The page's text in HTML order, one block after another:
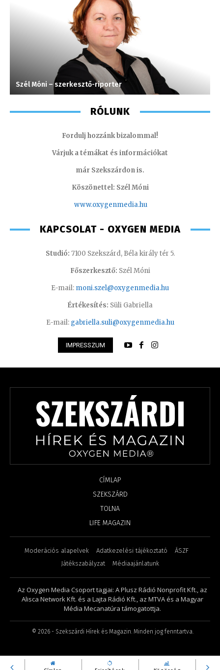
Szél Móni – szerkesztő-riporter
RÓLUNK
Fordulj hozzánk bizalommal!
Várjuk a témákat és információkat
már Szekszárdon is.
Köszönettel: Szél Móni
www.oxygenmedia.hu
KAPCSOLAT - OXYGEN MEDIA
Studió: 7100 Szekszárd, Béla király tér 5.
Főszerkesztő: Szél Móni
E-mail: moni.szel@oxygenmedia.hu
Értékesítés: Süli Gabriella
E-mail: gabriella.suli@oxygenmedia.hu
IMPRESSZUM
CÍMLAP
SZEKSZÁRD
TOLNA
LIFE MAGAZIN
Moderációs alapelvek Adatkezelési tájékoztató
ÁSZF
Játékszabályzat
Médiaajánlatunk
Az Oxygen Media Csoport tagjai: A Plusz Rádió Nonprofit Kft., az
Alisca Network Kft. és a Lajta Rádió Kft., az MTVA és a Magyar
Média Mecanatúra támogatottja.
© 2026- Szekszárdi Hírek és Magazin. Minden jog fenntartva.